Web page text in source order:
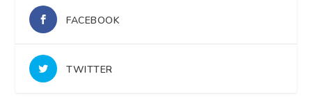
FACEBOOK
TWITTER